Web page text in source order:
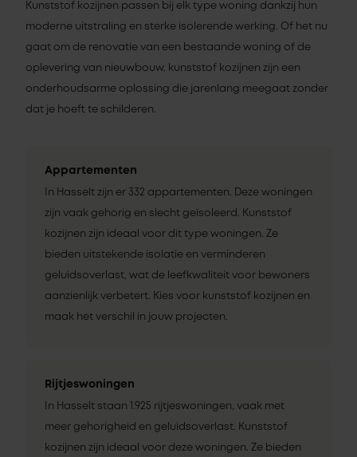
Kunststof kozijnen passen bij elk type woning dankzij hun
moderne uitstraling en sterke isolerende werking. Of het nu
gaat om de renovatie van een bestaande woning of de
oplevering van nieuwbouw, kunststof kozijnen zijn een
onderhoudsarme oplossing die jarenlang meegaat zonder
dat je hoeft te schilderen.
Appartementen
In Hasselt zijn er 332 appartementen. Deze woningen
zijn vaak gehorig en slecht geïsoleerd. Kunststof
kozijnen zijn ideaal voor dit type woningen. Ze
bieden uitstekende isolatie en verminderen
geluidsoverlast, wat de leefkwaliteit voor bewoners
aanzienlijk verbetert. Kies voor kunststof kozijnen en
maak het verschil in jouw projecten.
Rijtjeswoningen
In Hasselt staan 1.925 rijtjeswoningen, vaak met
meer gehorigheid en geluidsoverlast. Kunststof
kozijnen zijn ideaal voor deze woningen. Ze bieden